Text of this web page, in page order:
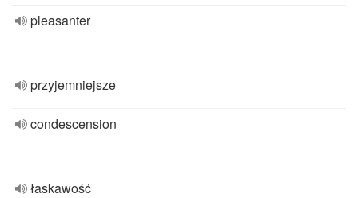
pleasanter
przyjemniejsze
condescension
łaskawość